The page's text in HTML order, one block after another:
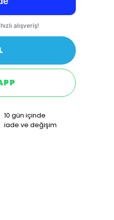
10 gün içinde
iade ve değişim